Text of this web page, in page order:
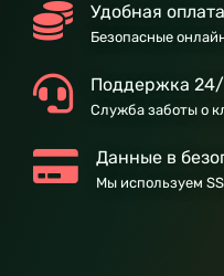
Удобная оплата
Безопасные
Поддержка
Служба заботы о
Данные в
Мы используем